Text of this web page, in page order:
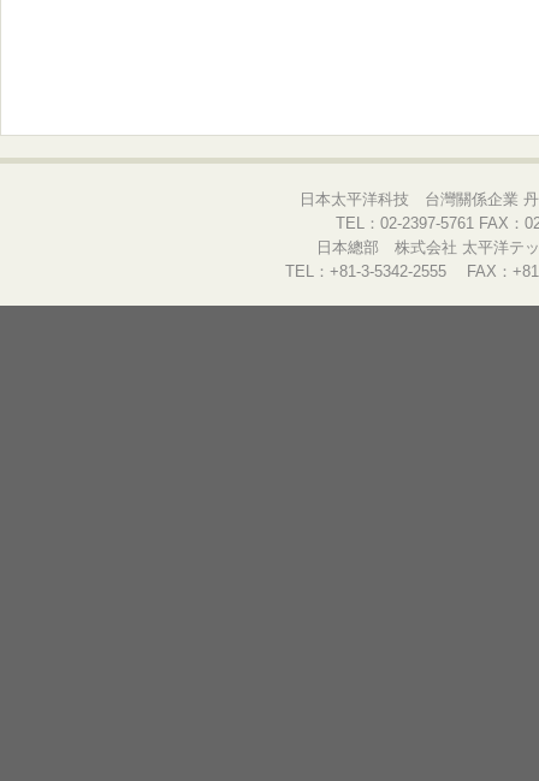
日本太平洋科技 台灣關係企業
TEL：02-2397-5761 FAX：
日本總部 株式会社 太平洋テ
TEL：+81-3-5342-2555 FAX：